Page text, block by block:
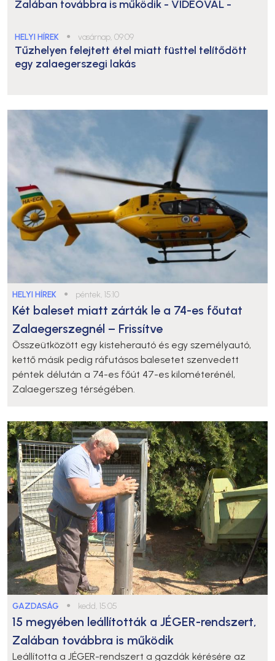
Zalában továbbra is működik - VIDEÓVAL -
HELYI HÍREK ● vasárnap, 09:09
Tűzhelyen felejtett étel miatt füsttel telítődött
egy zalaegerszegi lakás
HELYI HÍREK ● péntek, 15:10
Két baleset miatt zárták le a 74-es főutat
Zalaegerszegnél – Frissítve
Összeütközött egy kisteherautó és egy személyautó,
kettő másik pedig ráfutásos balesetet szenvedett
péntek délután a 74-es főút 47-es kilométerénél,
Zalaegerszeg térségében.
GAZDASÁG ● kedd, 15:05
15 megyében leállították a JÉGER-rendszert,
Zalában továbbra is működik
Leállította a JÉGER-rendszert a gazdák kérésére az